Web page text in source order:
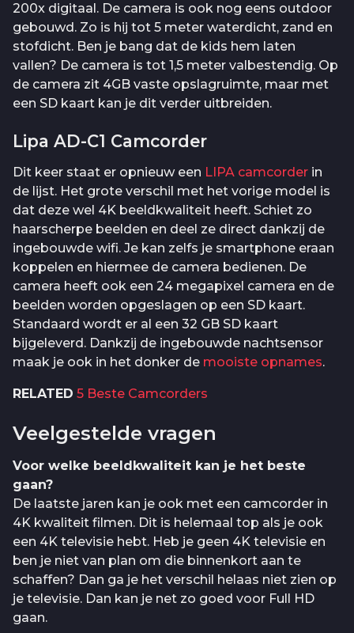
200x digitaal. De camera is ook nog eens outdoor
gebouwd. Zo is hij tot 5 meter waterdicht, zand en
stofdicht. Ben je bang dat de kids hem laten
vallen? De camera is tot 1,5 meter valbestendig. Op
de camera zit 4GB vaste opslagruimte, maar met
een SD kaart kan je dit verder uitbreiden.
Lipa AD-C1 Camcorder
Dit keer staat er opnieuw een LIPA camcorder in
de lijst. Het grote verschil met het vorige model is
dat deze wel 4K beeldkwaliteit heeft. Schiet zo
haarscherpe beelden en deel ze direct dankzij de
ingebouwde wifi. Je kan zelfs je smartphone eraan
koppelen en hiermee de camera bedienen. De
camera heeft ook een 24 megapixel camera en de
beelden worden opgeslagen op een SD kaart.
Standaard wordt er al een 32 GB SD kaart
bijgeleverd. Dankzij de ingebouwde nachtsensor
maak je ook in het donker de mooiste opnames.
RELATED 5 Beste Camcorders
Veelgestelde vragen
Voor welke beeldkwaliteit kan je het beste
gaan?
De laatste jaren kan je ook met een camcorder in
4K kwaliteit filmen. Dit is helemaal top als je ook
een 4K televisie hebt. Heb je geen 4K televisie en
ben je niet van plan om die binnenkort aan te
schaffen? Dan ga je het verschil helaas niet zien op
je televisie. Dan kan je net zo goed voor Full HD
gaan.